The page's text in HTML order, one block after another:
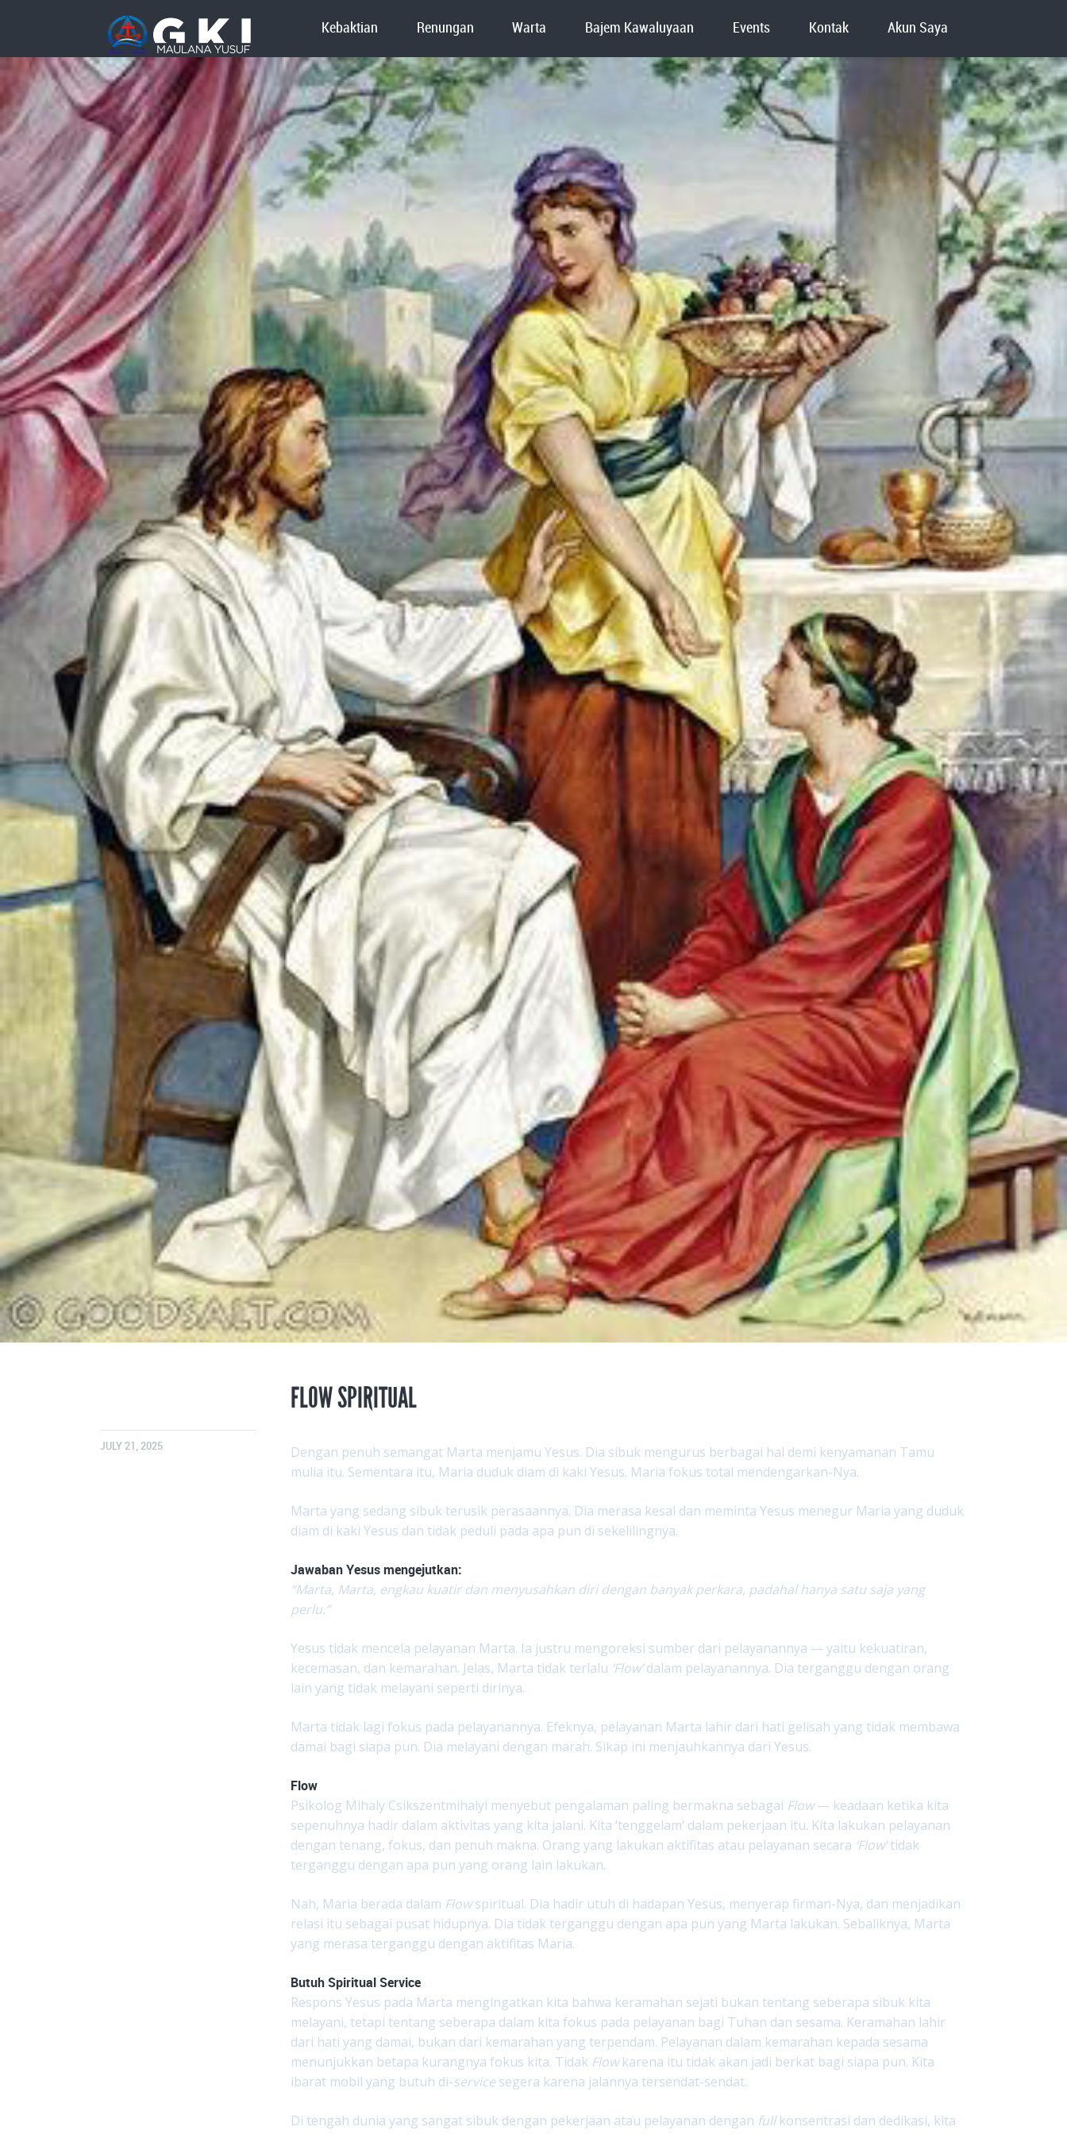
Kebaktian Renungan Warta Bajem Kawaluyaan Events Kontak Akun Saya
FLOW SPIRITUAL
JULY 21, 2025
Dengan penuh semangat Marta menjamu Yesus. Dia sibuk mengurus berbagai hal demi kenyamanan Tamu
mulia itu. Sementara itu, Maria duduk diam di kaki Yesus. Maria fokus total mendengarkan-Nya.
Marta yang sedang sibuk terusik perasaannya. Dia merasa kesal dan meminta Yesus menegur Maria yang duduk
diam di kaki Yesus dan tidak peduli pada apa pun di sekelilingnya.
Jawaban Yesus mengejutkan:
“Marta, Marta, engkau kuatir dan menyusahkan diri dengan banyak perkara, padahal hanya satu saja yang
perlu.”
Yesus tidak mencela pelayanan Marta. Ia justru mengoreksi sumber dari pelayanannya — yaitu kekuatiran,
kecemasan, dan kemarahan. Jelas, Marta tidak terlalu ‘Flow’dalam pelayanannya. Dia terganggu dengan orang
lain yang tidak melayani seperti dirinya.
Marta tidak lagi fokus pada pelayanannya. Efeknya, pelayanan Marta lahir dari hati gelisah yang tidak membawa
damai bagi siapa pun. Dia melayani dengan marah. Sikap ini menjauhkannya dari Yesus.
Flow
Psikolog Mihaly Csikszentmihalyi menyebut pengalaman paling bermakna sebagai Flow— keadaan ketika kita
sepenuhnya hadir dalam aktivitas yang kita jalani. Kita ‘tenggelam’ dalam pekerjaan itu. Kita lakukan pelayanan
dengan tenang, fokus, dan penuh makna. Orang yang lakukan aktifitas atau pelayanan secara ‘Flow’tidak
terganggu dengan apa pun yang orang lain lakukan.
Nah, Maria berada dalam Flowspiritual. Dia hadir utuh di hadapan Yesus, menyerap firman-Nya, dan menjadikan
relasi itu sebagai pusat hidupnya. Dia tidak terganggu dengan apa pun yang Marta lakukan. Sebaliknya, Marta
yang merasa terganggu dengan aktifitas Maria.
Butuh Spiritual Service
Respons Yesus pada Marta mengingatkan kita bahwa keramahan sejati bukan tentang seberapa sibuk kita
melayani, tetapi tentang seberapa dalam kita fokus pada pelayanan bagi Tuhan dan sesama. Keramahan lahir
dari hati yang damai, bukan dari kemarahan yang terpendam. Pelayanan dalam kemarahan kepada sesama
menunjukkan betapa kurangnya fokus kita. Tidak Flowkarena itu tidak akan jadi berkat bagi siapa pun. Kita
ibarat mobil yang butuh di-service segera karena jalannya tersendat-sendat.
Di tengah dunia yang sangat sibuk dengan pekerjaan atau pelayanan dengan fullkonsentrasi dan dedikasi, kita